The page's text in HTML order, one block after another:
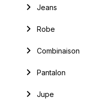
Jeans
Robe
Combinaison
Pantalon
Jupe